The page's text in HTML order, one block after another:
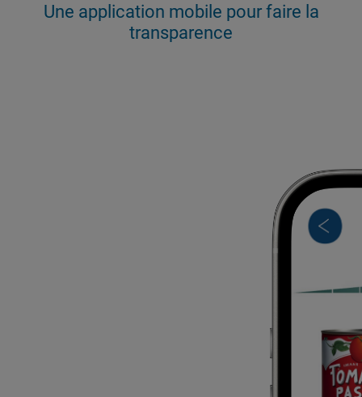
Une application mobile pour faire la
transparence